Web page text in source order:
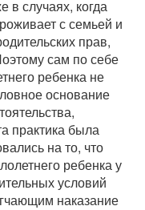
в случаях, когда
с семьей и
прав,
сам по себе
ребенка не
основание
практика была
на то, что
ребенка у
условий
наказание